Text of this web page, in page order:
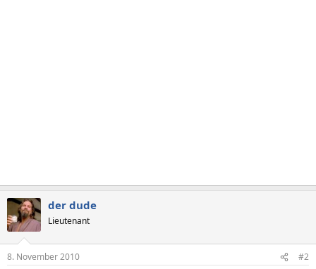
der dude
Lieutenant
8. November 2010 #2